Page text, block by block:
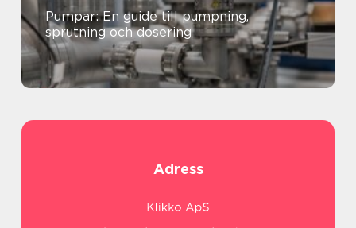
Pumpar: En guide till pumpning,
sprutning och dosering
Adress